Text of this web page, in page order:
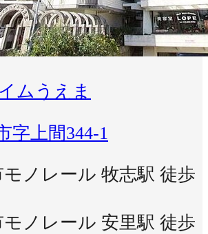
ムうえま
字上間344-1
ノレール 牧志駅 徒歩
ノレール 安里駅 徒歩